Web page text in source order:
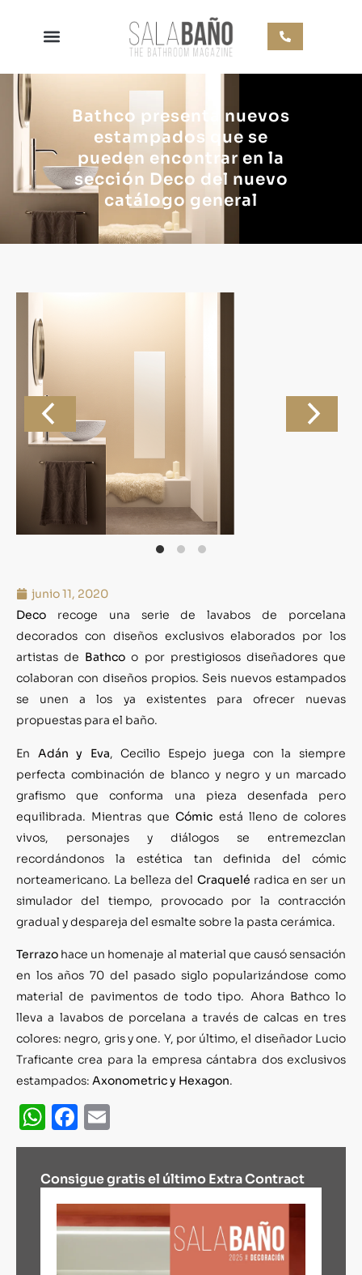
Bathco presenta nuevos
estampados que se
pueden encontrar en la
sección Deco del nuevo
catálogo general
junio 11, 2020
Deco recoge una serie de lavabos de porcelana
decorados con diseños exclusivos elaborados por los
artistas de Bathco o por prestigiosos diseñadores que
colaboran con diseños propios. Seis nuevos estampados
se unen a los ya existentes para ofrecer nuevas
propuestas para el baño.
En Adán y Eva, Cecilio Espejo juega con la siempre
perfecta combinación de blanco y negro y un marcado
grafismo que conforma una pieza desenfada pero
equilibrada. Mientras queCómic está lleno de colores
vivos, personajes y diálogos se entremezclan
recordándonos la estética tan definida del cómic
norteamericano. La belleza del Craquelé radica en ser un
simulador del tiempo, provocado por la contracción
gradual y despareja del esmalte sobre la pasta cerámica.
Terrazo hace un homenaje al material que causó sensación
en los años 70 del pasado siglo popularizándose como
material de pavimentos de todo tipo. Ahora Bathco lo
lleva a lavabos de porcelana a través de calcas en tres
colores: negro, gris y one. Y, por último, el diseñador Lucio
Traficante crea para la empresa cántabra dos exclusivos
estampados: Axonometric y Hexagon.
WhatsApp
Facebook
Consigue gratis el último Extra Contract